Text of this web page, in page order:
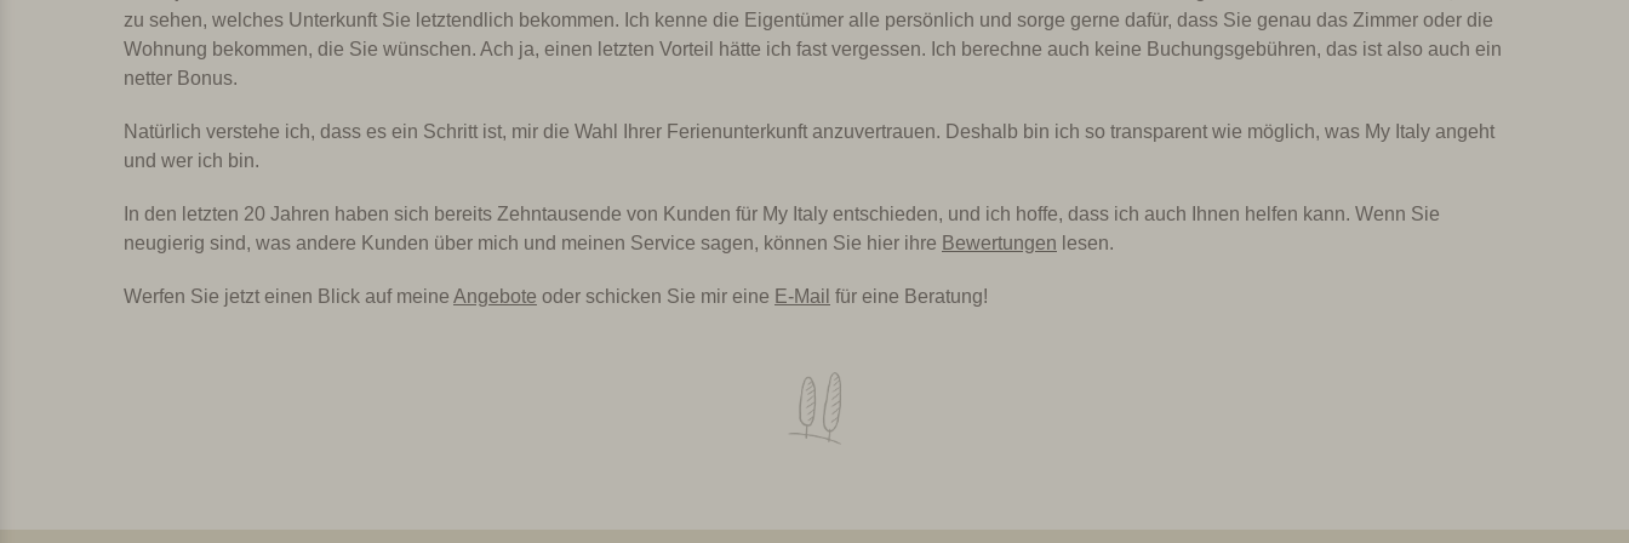
zu sehen, welches Unterkunft Sie letztendlich bekommen. Ich kenne die Eigentümer alle persönlich und sorge gerne dafür, dass Sie genau das Zimmer oder die
Wohnung bekommen, die Sie wünschen. Ach ja, einen letzten Vorteil hätte ich fast vergessen. Ich berechne auch keine Buchungsgebühren, das ist also auch ein
netter Bonus.
Natürlich verstehe ich, dass es ein Schritt ist, mir die Wahl Ihrer Ferienunterkunft anzuvertrauen. Deshalb bin ich so transparent wie möglich, was My Italy angeht
und wer ich bin.
In den letzten 20 Jahren haben sich bereits Zehntausende von Kunden für My Italy entschieden, und ich hoffe, dass ich auch Ihnen helfen kann. Wenn Sie
neugierig sind, was andere Kunden über mich und meinen Service sagen, können Sie hier ihre Bewertungen lesen.
Werfen Sie jetzt einen Blick auf meine Angebote oder schicken Sie mir eine E-Mail für eine Beratung!